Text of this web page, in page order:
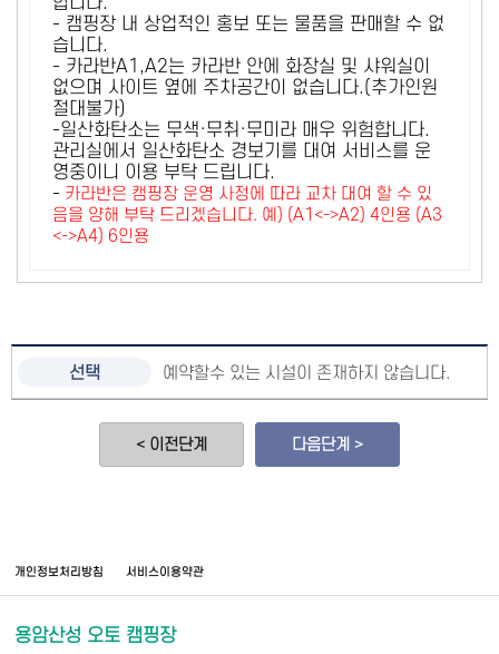
- 캠핑장 내 상업적인 홍보 또는 물품을 판매할 수 없
습니다.
- 카라반A1,A2는 카라반 안에 화장실 및 샤워실이
없으며 사이트 옆에 주차공간이 없습니다.(추가인원
절대불가)
-일산화탄소는 무색·무취·무미라 매우 위험합니다.
관리실에서 일산화탄소 경보기를 대여 서비스를 운
영중이니 이용 부탁 드립니다.
- 카라반은 캠핑장 운영 사정에 따라 교차 대여 할 수 있
음을 양해 부탁 드리겠습니다. 예) (A1<->A2) 4인용 (A3
<->A4) 6인용
예약할수 있는 시설이 존재하지 않습니다.
< 이전단계 다음단계 >
개인정보처리방침 서비스이용약관
용암산성 오토 캠핑장